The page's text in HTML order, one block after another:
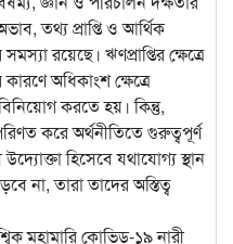
তথ্য প্রাপ্তি ও আর্থিক
রয়েছে। ঋণপ্রাপ্তির ক্ষেত্রে
অধিকাংশ ক্ষেত্রে
করতে হয়। কিন্তু,
করে অর্থনীতিতে গুরুত্বপূর্ণ
উদ্যোক্তা হিসেবে যথাযোগ্য স্থান
না, তারা তাদের অস্তিত্ব
মহামারি কোভিড-১৯ নারী